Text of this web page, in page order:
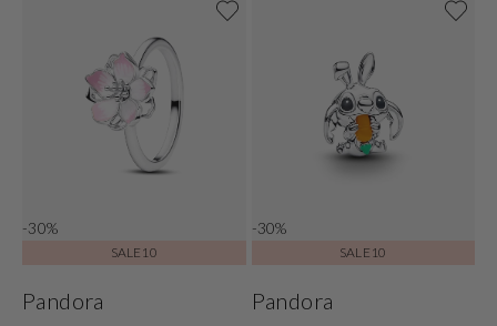
-30%
SALE10
Pandora
-30%
SALE10
Pandora